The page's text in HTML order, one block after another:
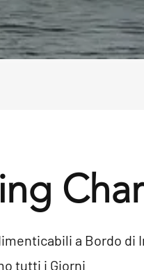
a
tutti i Giorni